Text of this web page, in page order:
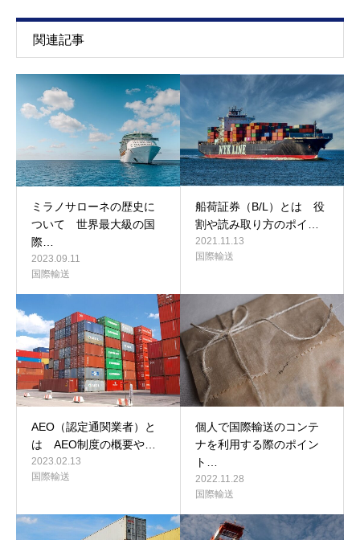
関連記事
ミラノサローネの歴史に
ついて 世界最大級の国
際…
2023.09.11
国際輸送
船荷証券（B/L）とは 役
割や読み取り方のポイ…
2021.11.13
国際輸送
AEO（認定通関業者）と
は AEO制度の概要や…
2023.02.13
国際輸送
個人で国際輸送のコンテ
ナを利用する際のポイン
ト…
2022.11.28
国際輸送